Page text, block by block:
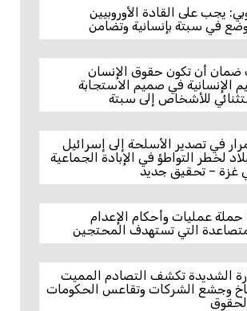
يجب على القادة الأوروبيين
في سبتة بإنسانية وتضامن
ضمان أن تكون حقوق الإنسان
الإنسانية في صميم الاستجابة
للأشخاص إلى سبتة
في تصدير الأسلحة إلى إسرائيل
لخطر التواطؤ في الإبادة الجماعية
غزة – تحقيق جديد
حملة عمليات وأحكام الإعدام
التي تستهدف المحتجين
الشديدة تكشف التصادم المميت
وجشع الشركات وتقاعس الحكومات